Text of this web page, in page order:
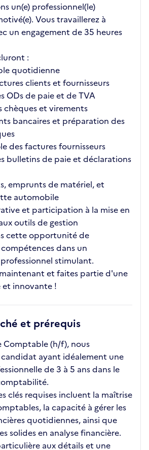
un(e) professionnel(le)
Vous travaillerez à
un engagement de 35 heures
:
quotidienne
clients et fournisseurs
ODs de paie et de TVA
chèques et virements
bancaires et préparation des
des factures fournisseurs
bulletins de paie et déclarations
emprunts de matériel, et
automobile
et participation à la mise en
outils de gestion
cette opportunité de
dans un
stimulant.
et faites partie d'une
et innovante !
et prérequis
Comptable (h/f), nous
ayant idéalement une
de 3 à 5 ans dans le
clés requises incluent la maîtrise
la capacité à gérer les
quotidiennes, ainsi que
solides en analyse financière.
aux détails et une